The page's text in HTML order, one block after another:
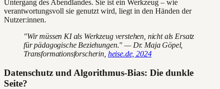
Untergang des Abendlandes. Sie ist ein Werkzeug – wie
verantwortungsvoll sie genutzt wird, liegt in den Händen der
Nutzer:innen.
"Wir müssen KI als Werkzeug verstehen, nicht als Ersatz
für pädagogische Beziehungen." — Dr. Maja Göpel,
Transformationsforscherin, heise.de, 2024
Datenschutz und Algorithmus-Bias: Die dunkle
Seite?